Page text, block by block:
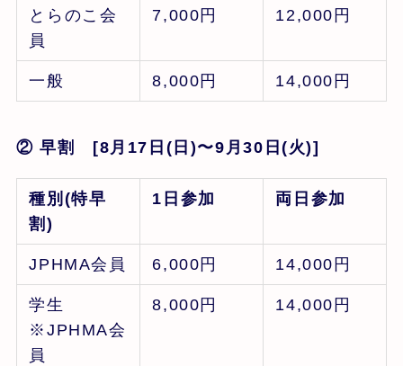
とらのこ会
員
7,000円 12,000円
一般 8,000円 14,000円
② 早割 [8月17日(日)〜9月30日(火)]
種別(特早
割)
1日参加 両日参加
JPHMA会員 6,000円 14,000円
学生
※JPHMA会
員
8,000円 14,000円